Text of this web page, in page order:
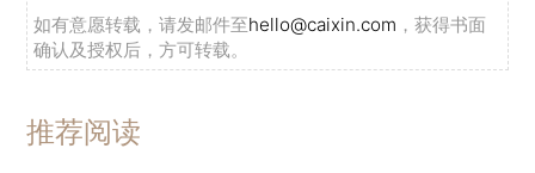
如有意愿转载，请发邮件至hello@caixin.com ，获得书面
确认及授权后，方可转载。
推荐阅读